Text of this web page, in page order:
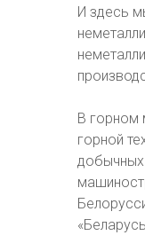
И здесь
В горном
горной